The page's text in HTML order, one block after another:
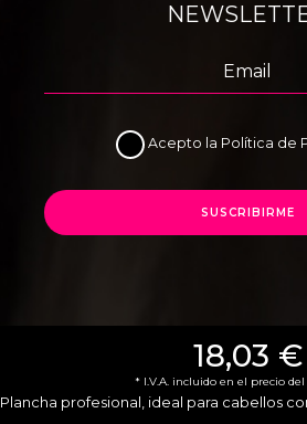
18,03 €
* I.V.A. incluido en el precio
Plancha profesional, ideal para cabellos
Acepto la Política de
SUSCRIBIRME